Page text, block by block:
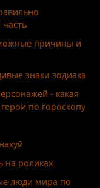
причины и
знаки зодиака
- какая
по гороскопу
на роликах
люди мира по